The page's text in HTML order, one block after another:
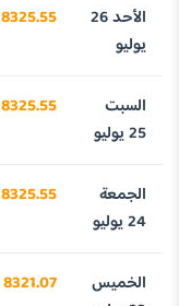
الأحد 26
يوليو
8325.55
السبت
25 يوليو
8325.55
الجمعة
24 يوليو
8325.55
الخميس
8321.07